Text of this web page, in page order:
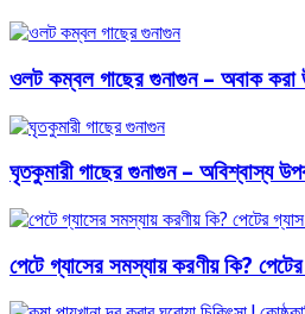
ওলট কম্বল গাছের গুনাগুন – অবাক করা
ঘৃতকুমারী গাছের গুনাগুন – অবিশ্বাস্য
পেটে গ্যাসের সমস্যায় করণীয় কি?